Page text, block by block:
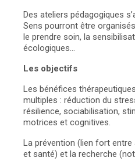
Des ateliers pédagogiques
Sens pourront être
le prendre soin, la
écologiques…
Les objectifs
Les bénéfices
multiples : réduction du
résilience, sociabilisation,
motrices et cognitives.
La prévention (lien fort entre
et santé) et la recherche